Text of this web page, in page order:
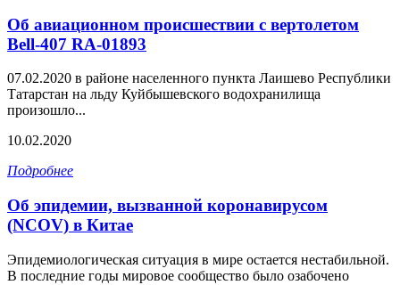
Об авиационном происшествии с вертолетом
Bell-407 RA-01893
07.02.2020 в районе населенного пункта Лаишево Республики
Татарстан на льду Куйбышевского водохранилища
произошло...
10.02.2020
Подробнее
Об эпидемии, вызванной коронавирусом
(NCOV) в Китае
Эпидемиологическая ситуация в мире остается нестабильной.
В последние годы мировое сообщество было озабочено